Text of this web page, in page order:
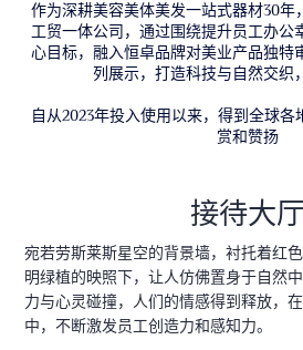
作为深耕美容美体美发一站式器材30年
工贸一体公司，通过围绕提升员工办公
心目标，融入恒卓品牌对美业产品独特
列展示，打造科技与自然交织
自从2023年投入使用以来，得到全球
赏和赞扬
接待大厅
宛若劳斯莱斯星空的背景墙，衬托着红
明绿植的映照下，让人仿佛置身于自然
力与心灵碰撞，人们的情感得到释放，
中，不断激发员工创造力和感知力。